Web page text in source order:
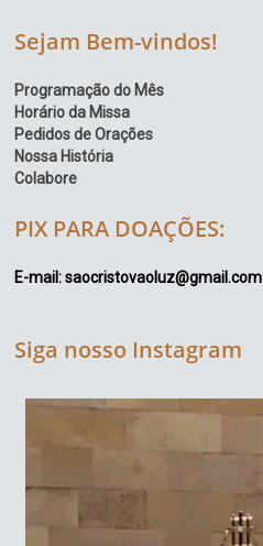
Sejam Bem-vindos!
Programação do Mês
Horário da Missa
Pedidos de Orações
Nossa História
Colabore
PIX PARA DOAÇÕES:
E-mail: saocristovaoluz@gmail.com
Siga nosso Instagram